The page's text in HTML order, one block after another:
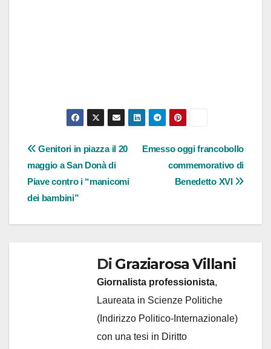
Navigazione
articoli
Emesso oggi francobollo
commemorativo di
Benedetto XVI
Genitori in piazza il 20
maggio a San Donà di
Piave contro i “manicomi
dei bambini”
Di Graziarosa Villani
Giornalista professionista,
Laureata in Scienze Politiche
(Indirizzo Politico-Internazionale)
con una tesi in Diritto